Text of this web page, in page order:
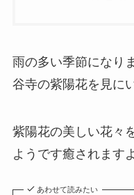
雨の多い季節になり
谷寺の紫陽花を見に
紫陽花の美しい花々
ようです癒されますよ
あわせて読みたい